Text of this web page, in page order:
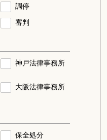
調停
審判
神戸法律事務所
大阪法律事務所
保全処分